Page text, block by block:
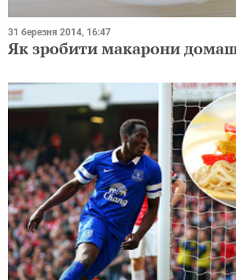
31 березня 2014, 16:47
Як зробити макарони